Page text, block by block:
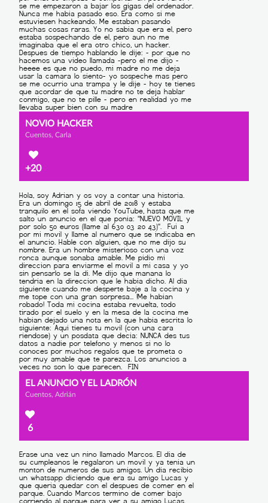
NOVIO HACKER
Cuentos, Carla
+20
EL ANUNCIO Y EL LADRÓN
Cuentos, Adrián
6